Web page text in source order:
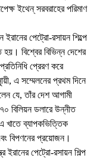
ইথেন্ সরবরাহের পরিমাণ
পেট্রো-রসায়ন শিল্পে
বিশ্বের বিভিন্ন দেশের
প্রেরণ করে
এ সম্মেলনের প্রথম দিনে
যে, তাঁর দেশ আগামী
বিলিয়ন ডলারে উন্নীত
খাতে ব্যাপকভিত্তিক
বিপণনের প্রয়োজন।
পেট্রো-রসায়ন শিল্প